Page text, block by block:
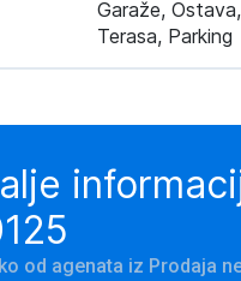
Garaže,
Terasa, Parking
od agenata iz Prodaja